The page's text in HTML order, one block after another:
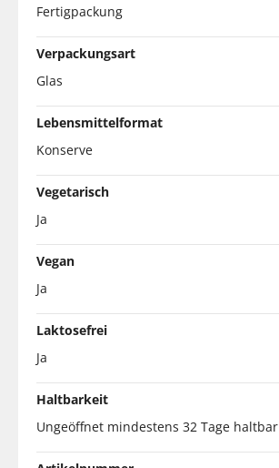
Fertigpackung
Verpackungsart
Glas
Lebensmittelformat
Konserve
Vegetarisch
Ja
Vegan
Ja
Laktosefrei
Ja
Haltbarkeit
Ungeöffnet mindestens 32 Tage haltbar